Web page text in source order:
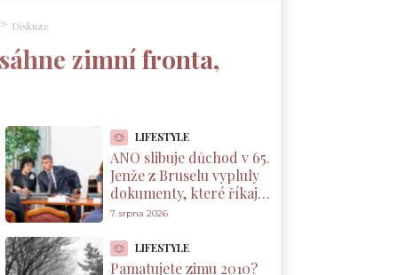
Diskuze
zimní fronta,
LIFESTYLE
ANO slibuje důchod v 65.
Jenže z Bruselu vypluly
dokumenty, které říkají
něco jiného
7. srpna 2026
LIFESTYLE
Pamatujete zimu 2010?